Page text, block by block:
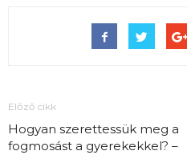
Előző cikk
Hogyan szerettessük meg a
fogmosást a gyerekekkel? –